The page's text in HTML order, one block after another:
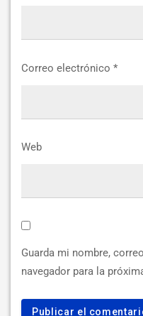
Correo electrónico *
Web
Guarda mi nombre,
navegador para la